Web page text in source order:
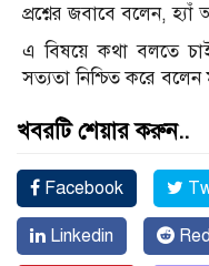
প্রশ্নের জবাবে বলেন,
এ বিষয়ে কথা বলতে
সত্যতা নিশ্চিত করে বলেন
খবরটি শেয়ার করুন..
Facebook
Linkedin